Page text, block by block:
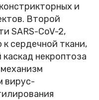
и
Второй
SARS-CoV-2,
сердечной ткани,
некро­птоза
вирус-